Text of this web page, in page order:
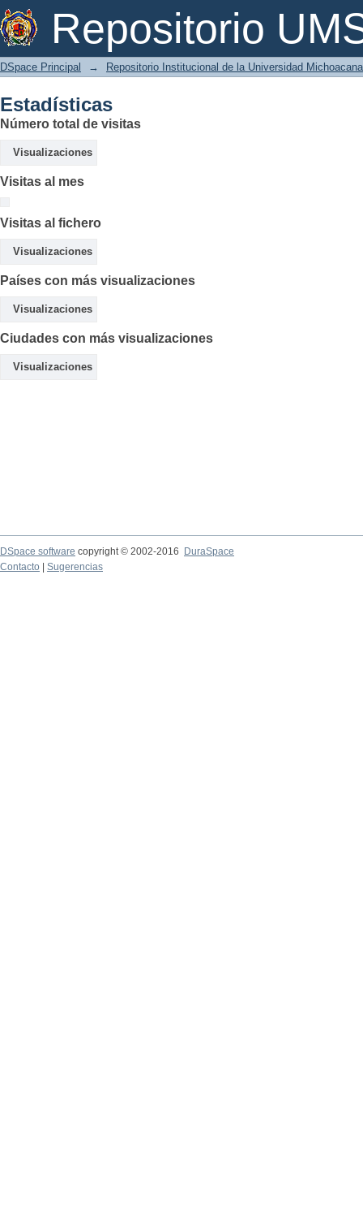
Repositorio
Estadísticas
DSpace Principal → Repositorio Institucional de la Universidad
Estadísticas
Número total de visitas
Visualizaciones
Visitas al mes
Visitas al fichero
Visualizaciones
Países con más visualizaciones
Visualizaciones
Ciudades con más visualizaciones
Visualizaciones
DSpace software copyright © 2002-2016
DuraSpace
Contacto
Sugerencias